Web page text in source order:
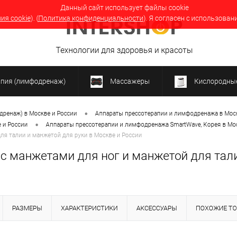
Данный сайт использует файлы cookie
cookie). (Политика конфиденциальности). Я согласен с
Технологии для здоровья и красоты
(лимфодренаж) Массажеры
в Москве и России • Аппараты прессотерапии и лимфодренажа в
и России • Аппараты прессотерапии и лимфодренажа SmartWave, Корея в
талии и манжетой для руки в Москве и России
манжетами для ног и манжетой для
РАЗМЕРЫ ХАРАКТЕРИСТИКИ АКСЕССУАРЫ ПОХОЖИЕ